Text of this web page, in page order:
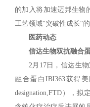
的加入将加速迈邦生物
工艺领域"突破性成长"的
医药动态
信达生物双抗融合
2月17日，信达生
融合蛋白IBI363获得
designation,FTD），